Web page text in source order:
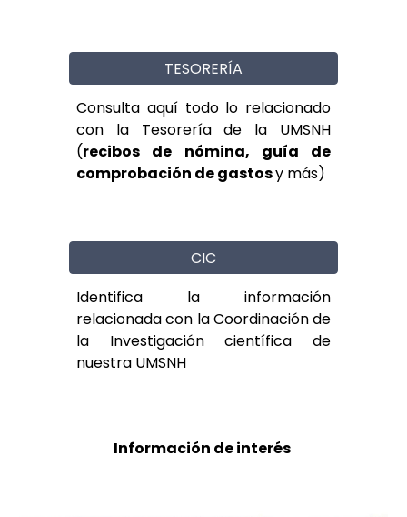
TESORERÍA
Consulta aquí todo lo relacionado
con la Tesorería de la UMSNH
(recibos de nómina, guía de
comprobación de gastosy más)
CIC
Identifica la información
relacionada con la Coordinación de
la Investigación científica de
nuestra UMSNH
Información de interés